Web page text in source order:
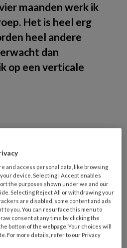
maanden werk ik
Het is heel erg
heel andere
dan
op een verticale
artikel lezen?
account aan en lees 2
per maand
abonnement?Log dan in
and access personal data, like browsing
device. Selecting I Accept enables
the purposes shown under we and our
Selecting Reject All or withdrawing your
are disabled, some content and ads
to you. You can resurface this menu to
consent at any time by clicking the
bottom of the webpage. Your choices will
For more details, refer to our Privacy